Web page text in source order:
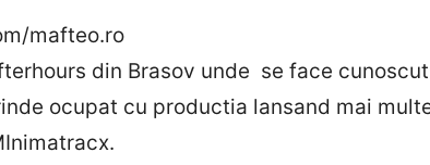
mafteo.ro
din Brasov unde se face
ocupat cu productia lansand mai